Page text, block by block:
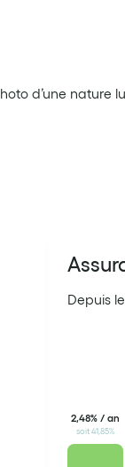
Depuis
2,48% / an
soit 41,85%